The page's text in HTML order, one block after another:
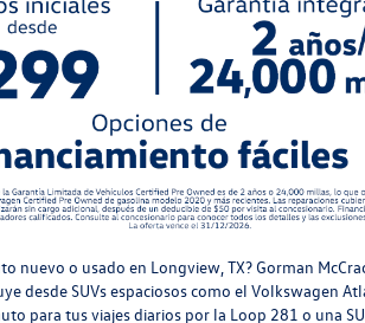
nuevo o usado en Longview, TX? Gorman
desde SUVs espaciosos como el Volkswagen
para tus viajes diarios por la Loop 281 o una